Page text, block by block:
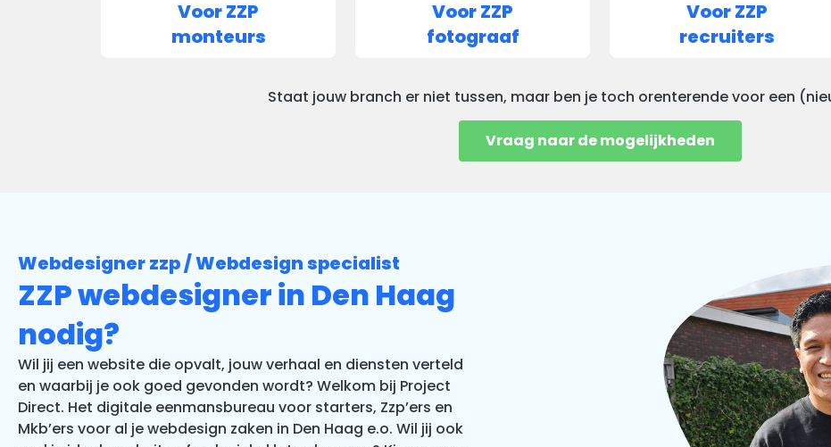
Voor ZZP
monteurs
Voor ZZP
fotograaf
Voor ZZP
recruiters
Staat jouw branch er niet tussen, maar ben je toch orenterende voor een
Vraag naar de mogelijkheden
Webdesigner zzp / Webdesign specialist
ZZP webdesigner in Den Haag
nodig?
Wil jij een website die opvalt, jouw verhaal en diensten verteld
en waarbij je ook goed gevonden wordt? Welkom bij Project
Direct. Het digitale eenmansbureau voor starters, Zzp’ers en
Mkb’ers voor al je webdesign zaken in Den Haag e.o. Wil jij ook